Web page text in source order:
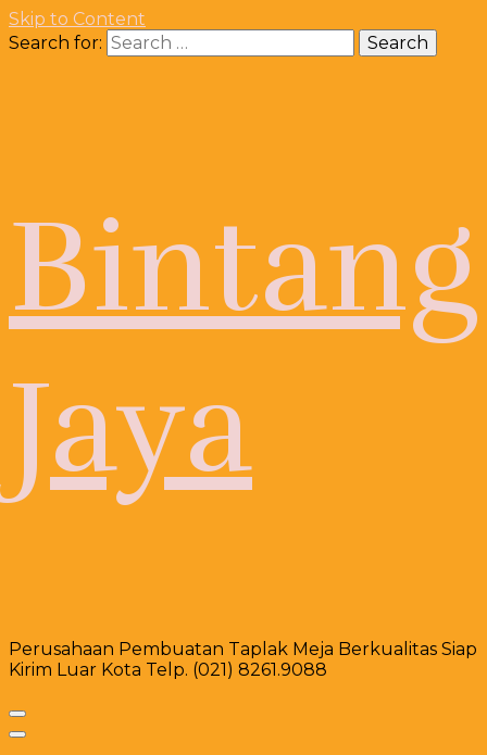
Skip to Content
Search for:
Bintang
Jaya
Perusahaan Pembuatan Taplak Meja Berkualitas Siap
Kirim Luar Kota Telp. (021) 8261.9088